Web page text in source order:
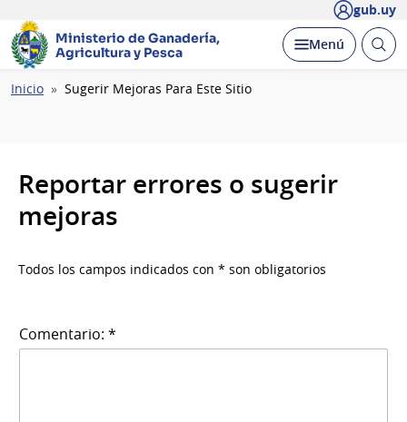
gub.uy
Ministerio de Ganadería,
Agricultura y Pesca
Desplegar
Menú Abrir
Ruta
Inicio Sugerir Mejoras Para Este Sitio
Reportar errores o sugerir
mejoras
Todos los campos indicados con * son obligatorios
Comentario: *